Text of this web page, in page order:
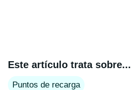
Este artículo trata sobre...
Puntos de recarga